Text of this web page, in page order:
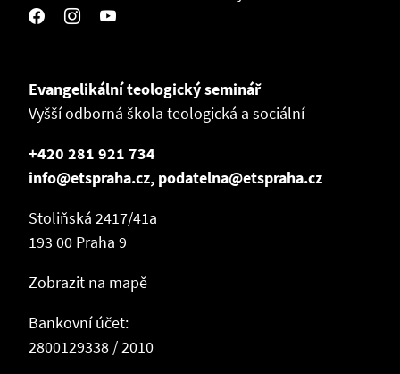
Evangelikální teologický seminář
Vyšší odborná škola teologická a sociální
+420 281 921 734
info@etspraha.cz, podatelna@etspraha.cz
Stoliňská 2417/41a
193 00 Praha 9
Zobrazit na mapě
Bankovní účet:
2800129338 / 2010